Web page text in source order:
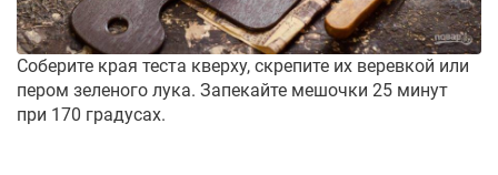
Соберите края теста кверху, скрепите их веревкой или
пером зеленого лука. Запекайте мешочки 25 минут
при 170 градусах.